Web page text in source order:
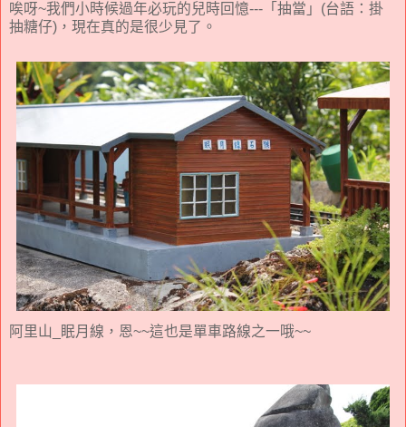
唉呀~我們小時候過年必玩的兒時回憶---「抽當」(台語：掛
抽糖仔)，現在真的是很少見了。
阿里山_眠月線，恩~~這也是單車路線之一哦~~